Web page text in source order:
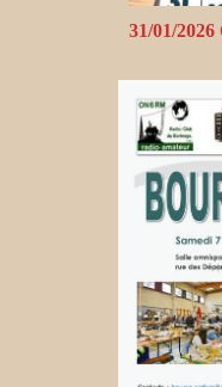
31/01/